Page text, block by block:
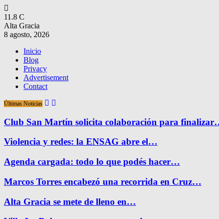
11.8 C
Alta Gracia
8 agosto, 2026
Inicio
Blog
Privacy
Advertisement
Contact
Últimas Noticias
Club San Martín solicita colaboración para
Violencia y redes: la ENSAG abre el…
Agenda cargada: todo lo que podés hacer…
Marcos Torres encabezó una recorrida en Cruz…
Alta Gracia se mete de lleno en…